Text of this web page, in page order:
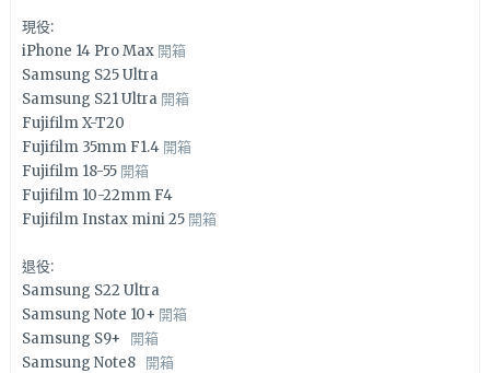
現役:
iPhone 14 Pro Max 開箱
Samsung S25 Ultra
Samsung S21 Ultra 開箱
Fujifilm X-T20
Fujifilm 35mm F1.4 開箱
Fujifilm 18-55 開箱
Fujifilm 10-22mm F4
Fujifilm Instax mini 25 開箱
退役:
Samsung S22 Ultra
Samsung Note 10+ 開箱
Samsung S9+ 開箱
Samsung Note8 開箱